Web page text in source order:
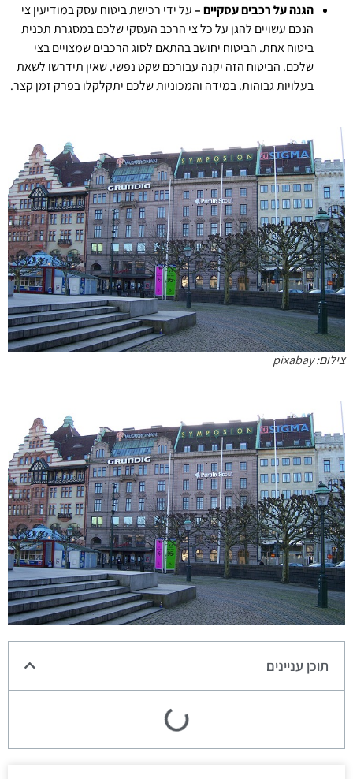
הגנה על רכבים עסקיים –על ידי רכישת ביטוח עסק במודיעין צי
הנכם עשויים להגן על כל צי הרכב העסקי שלכם במסגרת תכנית
ביטוח אחת. הביטוח יחושב בהתאם לסוג הרכבים שמצויים בצי
שלכם. הביטוח הזה יקנה עבורכם שקט נפשי. שאין תידרשו לשאת
בעלויות גבוהות. במידה והמכוניות שלכם יתקלקלו ​​בפרק זמן קצר.
צילום: pixabay
תוכן עניינים